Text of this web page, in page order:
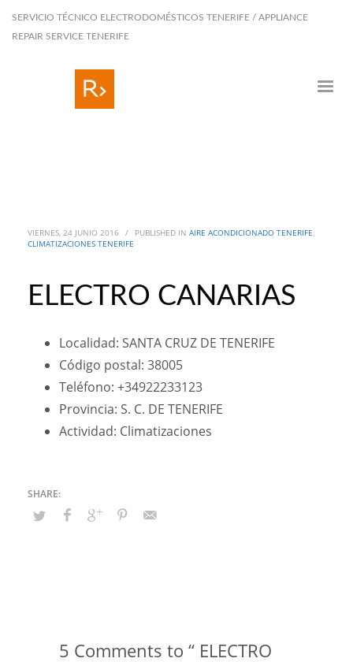
SERVICIO TÉCNICO ELECTRODOMÉSTICOS TENERIFE / APPLIANCE
REPAIR SERVICE TENERIFE
VIERNES, 24 JUNIO 2016 / PUBLISHED IN AIRE ACONDICIONADO TENERIFE,
CLIMATIZACIONES TENERIFE
ELECTRO CANARIAS
Localidad: SANTA CRUZ DE TENERIFE
Código postal: 38005
Teléfono: +34922233123
Provincia: S. C. DE TENERIFE
Actividad: Climatizaciones
5 Comments to “ ELECTRO